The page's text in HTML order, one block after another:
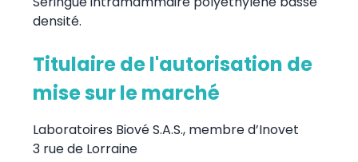
densité.
Titulaire de l'autorisation de
mise sur le marché
Laboratoires Biové S.A.S., membre d’Inovet
3 rue de Lorraine